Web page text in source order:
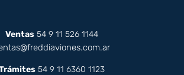
Ventas54 9 11 526 1144
54 9 11 6360 1123